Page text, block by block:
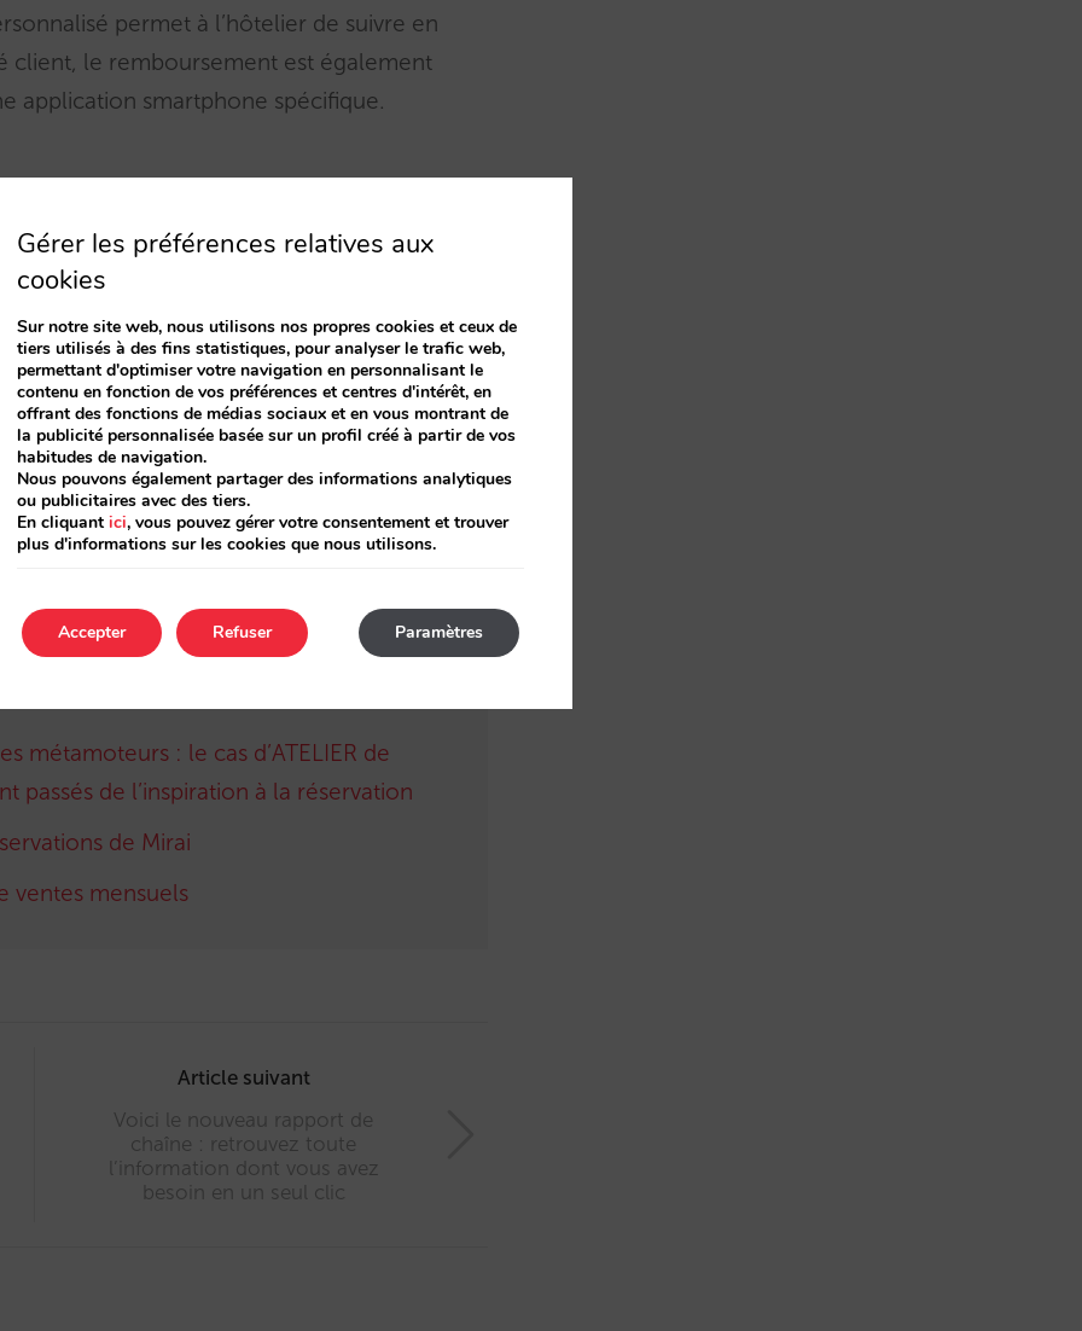
permet à l’hôtelier de suivre en
client, le remboursement est également
application smartphone spécifique.
Assurances (25ème courtier français,
créée en 2011, pour
tourismes et loisirs. La société a mis en
structures françaises dont
Sport 2000, Groupon, Justforme ou
l’hôtellerie avec SAFEBOOKING
métamoteurs : le cas d’ATELIER de
passés de l’inspiration à la réservation
de Mirai
ventes mensuels
Article suivant
Voici le nouveau rapport de
chaîne : retrouvez toute
l’information dont vous avez
besoin en un seul clic
Gérer les préférences relatives aux
cookies
Sur notre site web, nous utilisons nos propres cookies et ceux de
tiers utilisés à des fins statistiques, pour analyser le trafic web,
permettant d'optimiser votre navigation en personnalisant le
contenu en fonction de vos préférences et centres d'intérêt, en
offrant des fonctions de médias sociaux et en vous montrant de
la publicité personnalisée basée sur un profil créé à partir de vos
habitudes de navigation.
Nous pouvons également partager des informations analytiques
ou publicitaires avec des tiers.
En cliquant ici, vous pouvez gérer votre consentement et trouver
plus d'informations sur les cookies que nous utilisons.
Accepter Paramètres
Refuser